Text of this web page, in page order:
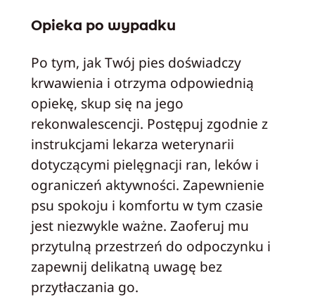
Opieka po wypadku
Po tym, jak Twój pies doświadczy
krwawienia i otrzyma odpowiednią
opiekę, skup się na jego
rekonwalescencji. Postępuj zgodnie z
instrukcjami lekarza weterynarii
dotyczącymi pielęgnacji ran, leków i
ograniczeń aktywności. Zapewnienie
psu spokoju i komfortu w tym czasie
jest niezwykle ważne. Zaoferuj mu
przytulną przestrzeń do odpoczynku i
zapewnij delikatną uwagę bez
przytłaczania go.